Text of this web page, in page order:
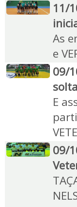
11/
As
e
09/
E
09/